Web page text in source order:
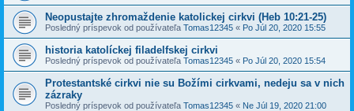
Neopustajte zhromaždenie katolickej cirkvi (Heb 10:21-25)
Posledný príspevok od používateľa Tomas12345 « Po Júl 20, 2020 15:55
historia katolíckej filadelfskej cirkvi
Posledný príspevok od používateľa Tomas12345 « Po Júl 20, 2020 15:54
Protestantské cirkvi nie su Božími cirkvami, nedeju sa v nich
zázraky
Posledný príspevok od používateľa Tomas12345 « Ne Júl 19, 2020 21:00